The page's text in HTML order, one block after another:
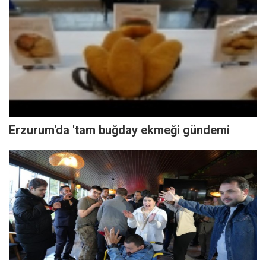
Erzurum'da 'tam buğday ekmeği gündemi